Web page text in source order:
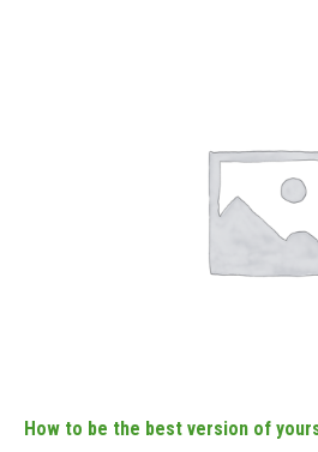
How to be the best version of